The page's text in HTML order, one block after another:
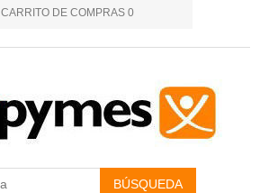
CARRITO DE COMPRAS 0